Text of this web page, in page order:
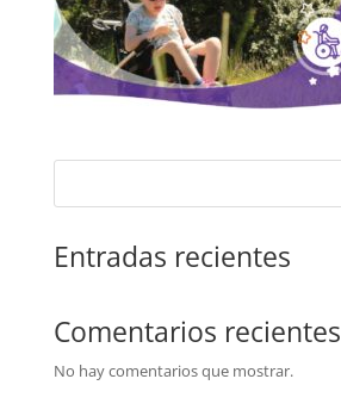
Entradas recientes
Comentarios recientes
No hay comentarios que mostrar.